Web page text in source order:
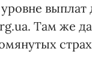
выплат
Там же